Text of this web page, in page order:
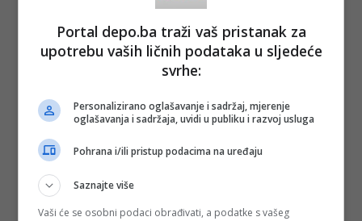
Portal depo.ba traži vaš pristanak za
upotrebu vaših ličnih podataka u sljedeće
svrhe:
Personalizirano oglašavanje i sadržaj, mjerenje
oglašavanja i sadržaja, uvidi u publiku i razvoj usluga
Pohrana i/ili pristup podacima na uređaju
Saznajte više
Vaši će se osobni podaci obrađivati, a podatke s vašeg